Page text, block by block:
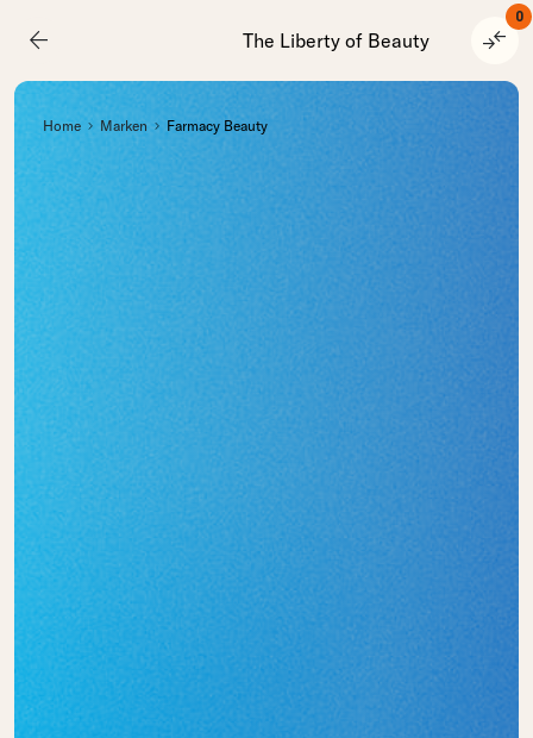
arrow_back The Liberty of Beauty compare_arrows
0
Home Marken Farmacy Beauty